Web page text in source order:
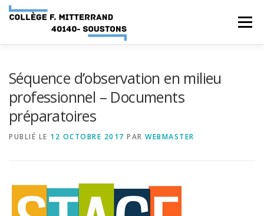
Aller
Menu
INFORMATIONS GÉNÉRALES
Séquence d’observation en milieu
professionnel – Documents
préparatoires
PUBLIÉ LE 12 OCTOBRE 2017 PAR WEBMASTER